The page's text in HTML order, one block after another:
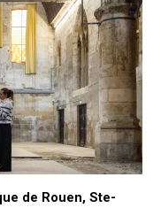
de Rouen, Ste-